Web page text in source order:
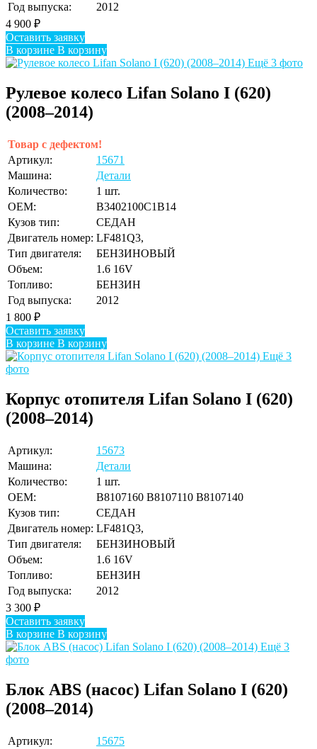
Год выпуска:
2012
4 900 ₽
Оставить заявку
В корзине В корзину
Ещё 3 фото
Рулевое колесо Lifan Solano I (620)
(2008–2014)
Товар с дефектом!
Артикул:
15671
Машина:
Детали
Количество:
1 шт.
OEM:
B3402100C1B14
Кузов тип:
СЕДАН
Двигатель номер: LF481Q3,
Тип двигателя:
БЕНЗИНОВЫЙ
Объем:
1.6 16V
Топливо:
БЕНЗИН
Год выпуска:
2012
1 800 ₽
Оставить заявку
В корзине В корзину
Ещё 3
фото
Корпус отопителя Lifan Solano I (620)
(2008–2014)
Артикул:
15673
Машина:
Детали
Количество:
1 шт.
OEM:
B8107160 B8107110 B8107140
Кузов тип:
СЕДАН
Двигатель номер: LF481Q3,
Тип двигателя:
БЕНЗИНОВЫЙ
Объем:
1.6 16V
Топливо:
БЕНЗИН
Год выпуска:
2012
3 300 ₽
Оставить заявку
В корзине В корзину
Ещё 3
фото
Блок ABS (насос) Lifan Solano I (620)
(2008–2014)
Артикул:
15675